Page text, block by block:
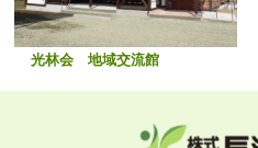
光林会 地域交流館